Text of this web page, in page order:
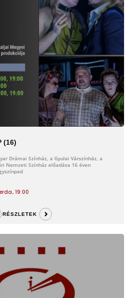
(16)
Drámai Színház, a Gyulai Várszínház, a
Nemzeti Színház előadása 16 éven
19:00
RÉSZLETEK